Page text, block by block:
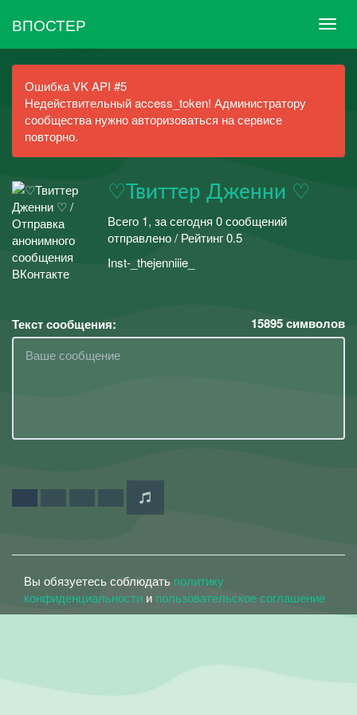
ВПОСТЕР
Ошибка VK API #5
Недействительный access_token! Администратору
сообщества нужно авторизоваться на сервисе
повторно.
♡Твиттер Дженни ♡
Всего 1, за сегодня 0 сообщений
отправлено / Рейтинг 0.5
Inst-_thejenniiie_
Текст сообщения: 15895символов
Вы обязуетесь соблюдать политику
конфиденциальности и пользовательское соглашение